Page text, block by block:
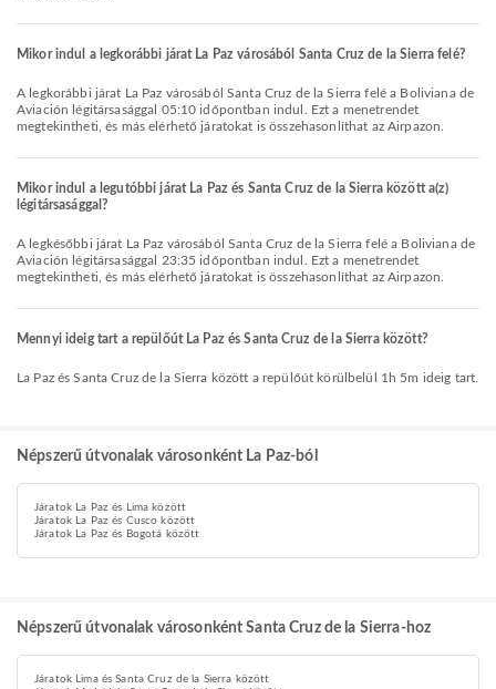
Mikor indul a legkorábbi járat La Paz városából Santa Cruz de la Sierra felé?
A legkorábbi járat La Paz városából Santa Cruz de la Sierra felé a Boliviana de
Aviación légitársasággal 05:10 időpontban indul. Ezt a menetrendet
megtekintheti, és más elérhető járatokat is összehasonlíthat az Airpazon.
Mikor indul a legutóbbi járat La Paz és Santa Cruz de la Sierra között a(z)
légitársasággal?
A legkésőbbi járat La Paz városából Santa Cruz de la Sierra felé a Boliviana de
Aviación légitársasággal 23:35 időpontban indul. Ezt a menetrendet
megtekintheti, és más elérhető járatokat is összehasonlíthat az Airpazon.
Mennyi ideig tart a repülőút La Paz és Santa Cruz de la Sierra között?
La Paz és Santa Cruz de la Sierra között a repülőút körülbelül 1h 5m ideig tart.
Népszerű útvonalak városonként La Paz-ból
Járatok La Paz és Lima között
Járatok La Paz és Cusco között
Járatok La Paz és Bogotá között
Népszerű útvonalak városonként Santa Cruz de la Sierra-hoz
Járatok Lima és Santa Cruz de la Sierra között